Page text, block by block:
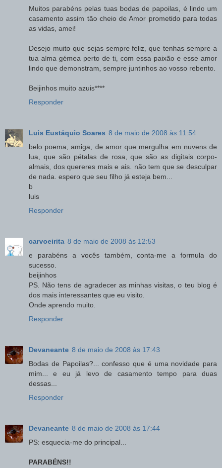
Muitos parabéns pelas tuas bodas de papoilas, é lindo um
casamento assim tão cheio de Amor prometido para todas
as vidas, amei!
Desejo muito que sejas sempre feliz, que tenhas sempre a
tua alma gémea perto de ti, com essa paixão e esse amor
lindo que demonstram, sempre juntinhos ao vosso rebento.
Beijinhos muito azuis****
Responder
Luis Eustáquio Soares 8 de maio de 2008 às 11:54
belo poema, amiga, de amor que mergulha em nuvens de
lua, que são pétalas de rosa, que são as digitais corpo-
almais, dos quereres mais e ais. não tem que se desculpar
de nada. espero que seu filho já esteja bem...
b
luis
Responder
carvoeirita 8 de maio de 2008 às 12:53
e parabéns a vocês também, conta-me a formula do
sucesso.
beijinhos
PS. Não tens de agradecer as minhas visitas, o teu blog é
dos mais interessantes que eu visito.
Onde aprendo muito.
Responder
Devaneante 8 de maio de 2008 às 17:43
Bodas de Papoilas?... confesso que é uma novidade para
mim... e eu já levo de casamento tempo para duas
dessas...
Responder
Devaneante 8 de maio de 2008 às 17:44
PS: esquecia-me do principal...
PARABÉNS!!